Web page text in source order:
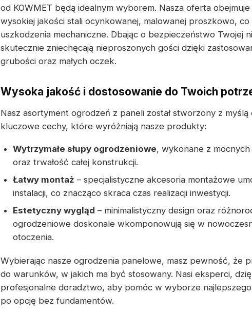
od KOWMET będą idealnym wyborem. Nasza oferta
wysokiej jakości stali ocynkowanej, malowanej proszkowo,
uszkodzenia mechaniczne. Dbając o bezpieczeństwo Twojej
skutecznie zniechęcają nieproszonych gości dzięki
grubości oraz małych oczek.
Wysoka jakość i dostosowanie do Twoich
Nasz asortyment ogrodzeń z paneli został stworzony z myślą
kluczowe cechy, które wyróżniają nasze produkty:
Wytrzymałe słupy ogrodzeniowe, wykonane z
oraz trwałość całej konstrukcji.
Łatwy montaż – specjalistyczne akcesoria montażowe
instalacji, co znacząco skraca czas realizacji inwestycji.
Estetyczny wygląd – minimalistyczny design oraz
ogrodzeniowe doskonale wkomponowują się w
otoczenia.
Wybierając nasze ogrodzenia panelowe, masz pewność, że
do warunków, w jakich ma być stosowany. Nasi eksperci,
profesjonalne doradztwo, aby pomóc w wyborze
po opcję bez fundamentów.